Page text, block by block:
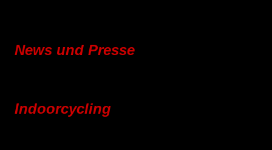
News und Presse
Indoorcycling